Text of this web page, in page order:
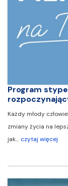
Program
Każdy młody
zmiany życia na
jak… czytaj więcej